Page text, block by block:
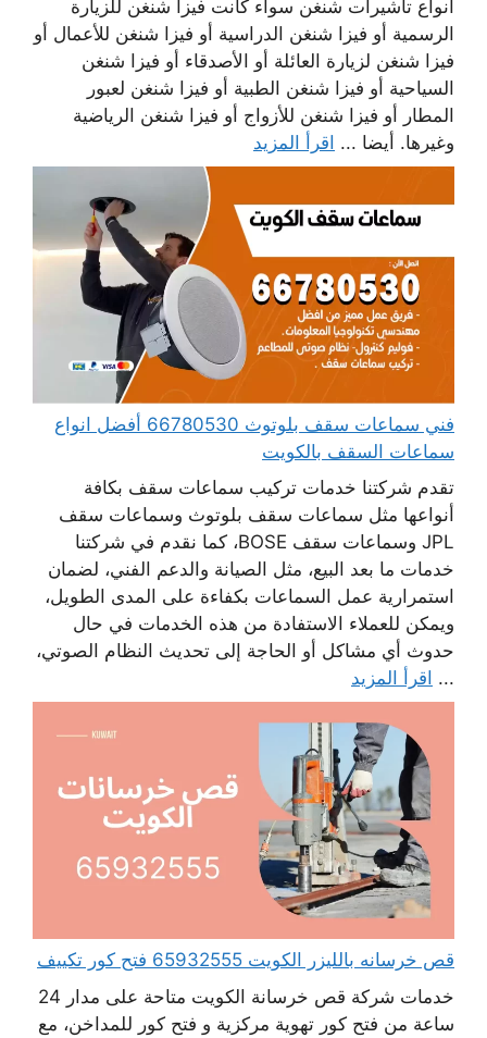
أنواع تأشيرات شنغن سواء كانت فيزا شنغن للزيارة
الرسمية أو فيزا شنغن الدراسية أو فيزا شنغن للأعمال أو
فيزا شنغن لزيارة العائلة أو الأصدقاء أو فيزا شنغن
السياحية أو فيزا شنغن الطبية أو فيزا شنغن لعبور
المطار أو فيزا شنغن للأزواج أو فيزا شنغن الرياضية
وغيرها. أيضا ... اقرأ المزيد
فني سماعات سقف بلوتوث 66780530 أفضل انواع
سماعات السقف بالكويت
تقدم شركتنا خدمات تركيب سماعات سقف بكافة
أنواعها مثل سماعات سقف بلوتوث وسماعات سقف
JPL وسماعات سقف BOSE، كما نقدم في شركتنا
خدمات ما بعد البيع، مثل الصيانة والدعم الفني، لضمان
استمرارية عمل السماعات بكفاءة على المدى الطويل،
ويمكن للعملاء الاستفادة من هذه الخدمات في حال
حدوث أي مشاكل أو الحاجة إلى تحديث النظام الصوتي،
... اقرأ المزيد
قص خرسانه بالليزر الكويت 65932555 فتح كور تكييف
خدمات شركة قص خرسانة الكويت متاحة على مدار 24
ساعة من فتح كور تهوية مركزية و فتح كور للمداخن، مع